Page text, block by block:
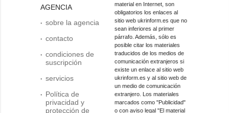
AGENCIA
sobre la agencia
contacto
condiciones de
suscripción
servicios
Política de
privacidad y
protección de
material en Internet, son
obligatorios los enlaces al
sitio web ukrinform.es que no
sean inferiores al primer
párrafo. Además, sólo es
posible citar los materiales
traducidos de los medios de
comunicación extranjeros si
existe un enlace al sitio web
ukrinform.es y al sitio web de
un medio de comunicación
extranjero. Los materiales
marcados como "Publicidad"
o con aviso legal "El material